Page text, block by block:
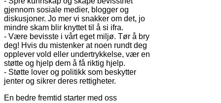
gjennom sosiale medier, blogger og
diskusjoner. Jo mer vi snakker om det, jo
mindre skam blir knyttet til å si ifra.
- Være bevisste i vårt eget miljø. Tør å bry
deg! Hvis du mistenker at noen rundt deg
opplever vold eller undertrykkelse, vær en
støtte og hjelp dem å få riktig hjelp.
- Støtte lover og politikk som beskytter
jenter og sikrer deres rettigheter.
En bedre fremtid starter med oss